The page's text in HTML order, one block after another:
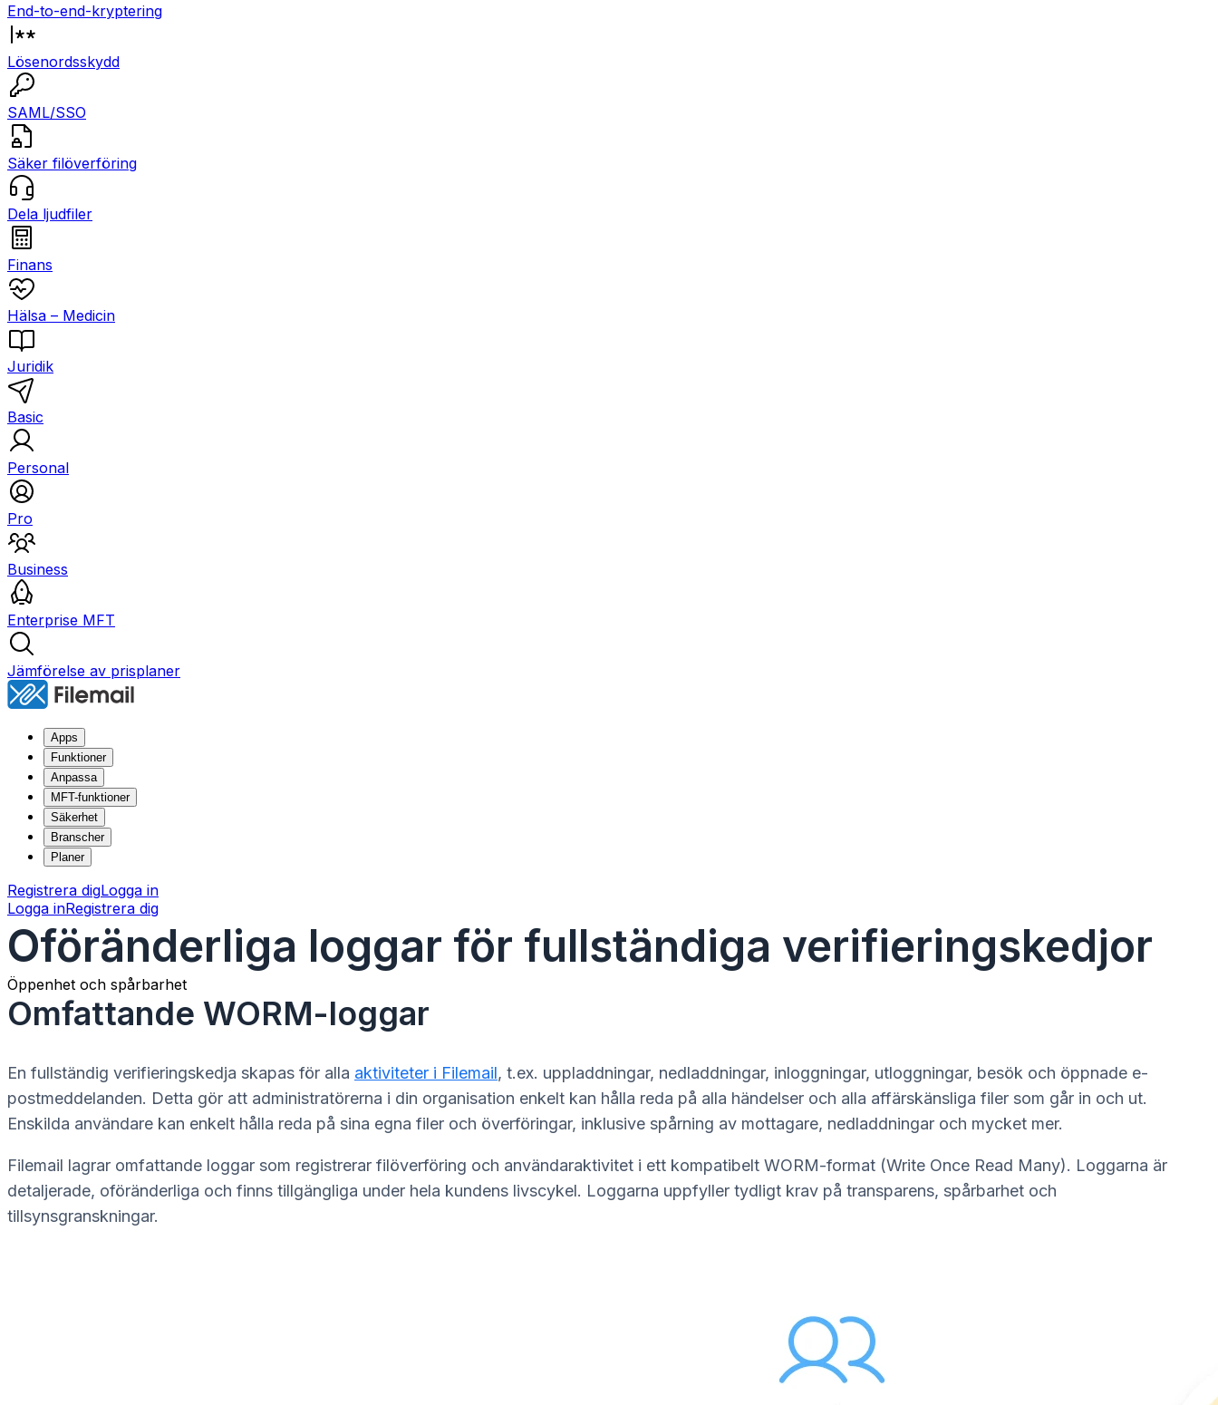
End-to-end-kryptering
Lösenordsskydd
SAML/SSO
Säker filöverföring
Dela ljudfiler
Finans
Hälsa – Medicin
Juridik
Basic
Personal
Pro
Business
Enterprise MFT
Jämförelse av prisplaner
Apps
Funktioner
Anpassa
MFT-funktioner
Säkerhet
Branscher
Planer
Registrera digLogga in
Logga inRegistrera dig
Oföränderliga loggar för fullständiga verifieringskedjor
Öppenhet och spårbarhet
Omfattande WORM-loggar
En fullständig verifieringskedja skapas för alla aktiviteter i Filemail, t.ex. uppladdningar, nedladdningar, inloggningar, utloggningar, besök och öppnade e-
postmeddelanden. Detta gör att administratörerna i din organisation enkelt kan hålla reda på alla händelser och alla affärskänsliga filer som går in och ut.
Enskilda användare kan enkelt hålla reda på sina egna filer och överföringar, inklusive spårning av mottagare, nedladdningar och mycket mer.
Filemail lagrar omfattande loggar som registrerar filöverföring och användaraktivitet i ett kompatibelt WORM-format (Write Once Read Many). Loggarna är
detaljerade, oföränderliga och finns tillgängliga under hela kundens livscykel. Loggarna uppfyller tydligt krav på transparens, spårbarhet och
tillsynsgranskningar.